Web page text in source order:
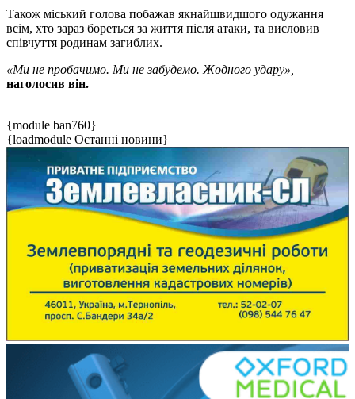
Також міський голова побажав якнайшвидшого одужання
всім, хто зараз бореться за життя після атаки, та висловив
співчуття родинам загиблих.
«Ми не пробачимо. Ми не забудемо. Жодного удару», —
наголосив він.
{module ban760}
{loadmodule Останні новини}